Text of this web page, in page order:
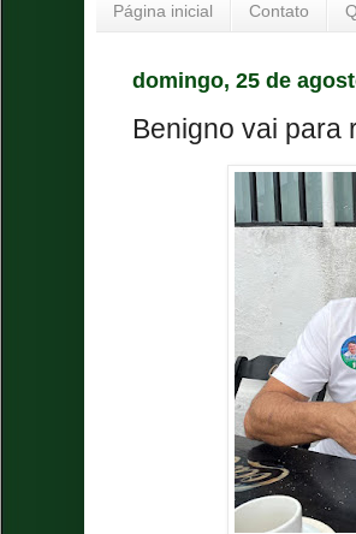
Página inicial Contato
domingo, 25 de
Benigno vai para